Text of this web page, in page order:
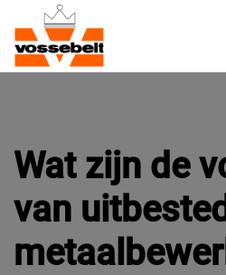
Wat zijn de
van